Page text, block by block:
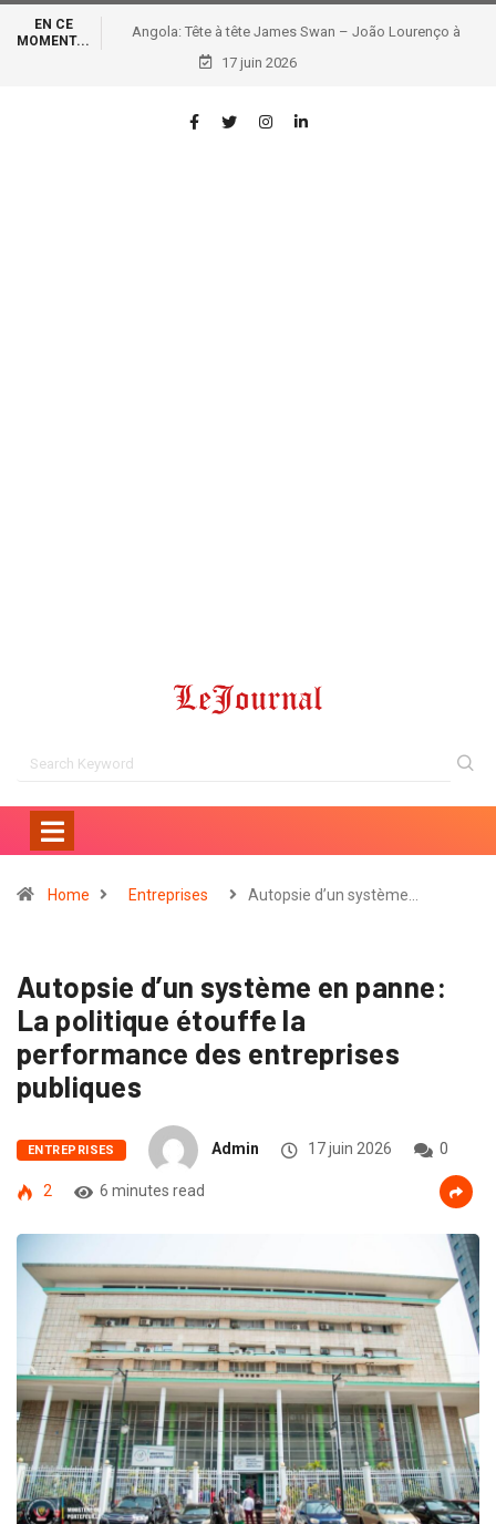
EN CE
MOMENT...
Angola: Tête à tête James Swan – João Lourenço à
Luanda pour évaluer la situation sécuritaire de la RDC
17 juin 2026
Home Entreprises Autopsie d’un système…
Autopsie d’un système en panne:
La politique étouffe la
performance des entreprises
publiques
ENTREPRISES Admin 17 juin 2026 0
2 6 minutes read